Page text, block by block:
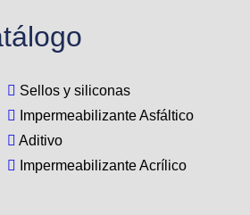
Sellos y siliconas
Impermeabilizante Asfáltico
Aditivo
Impermeabilizante Acrílico